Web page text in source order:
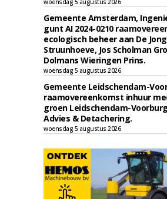
woensdag 5 augustus 2026
Gemeente Amsterdam,
gunt AI 2024-0210
ecologisch beheer aan De
Struunhoeve, Jos Scholman
Dolmans Wieringen Prins.
woensdag 5 augustus 2026
Gemeente Leidschendam-
raamovereenkomst inhuur
groen Leidschendam-
Advies & Detachering.
woensdag 5 augustus 2026